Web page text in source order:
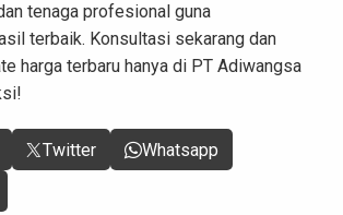
tenaga profesional guna
terbaik. Konsultasi sekarang dan
harga terbaru hanya di PT Adiwangsa
!
Twitter Whatsapp